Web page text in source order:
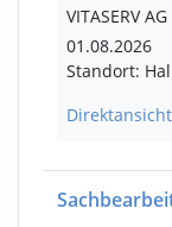
VITASERV AG
01.08.2026
Standort:
Direktansicht